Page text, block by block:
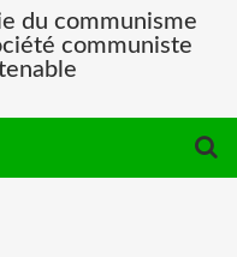
du communisme
communiste